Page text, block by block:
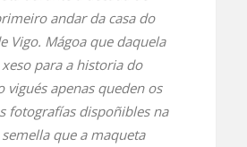
andar da casa do
Vigo. Mágoa que daquela
para a historia do
vigués apenas queden os
fotografías dispoñibles na
que a maqueta